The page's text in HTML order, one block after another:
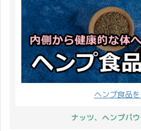
ヘンプ食品
ナッツ、ヘンプパ